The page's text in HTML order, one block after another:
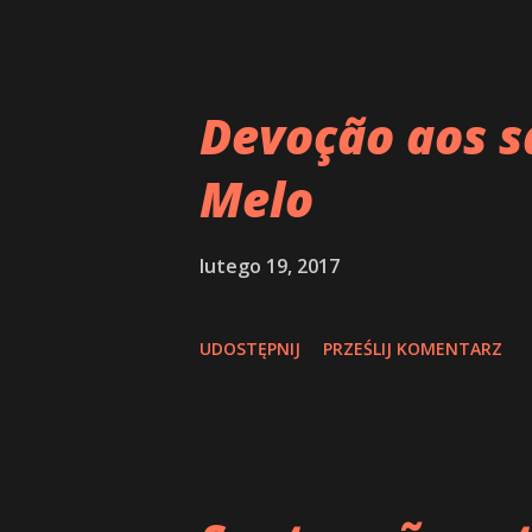
Devoção aos
Melo
lutego 19, 2017
UDOSTĘPNIJ PRZEŚLIJ KOMENTARZ